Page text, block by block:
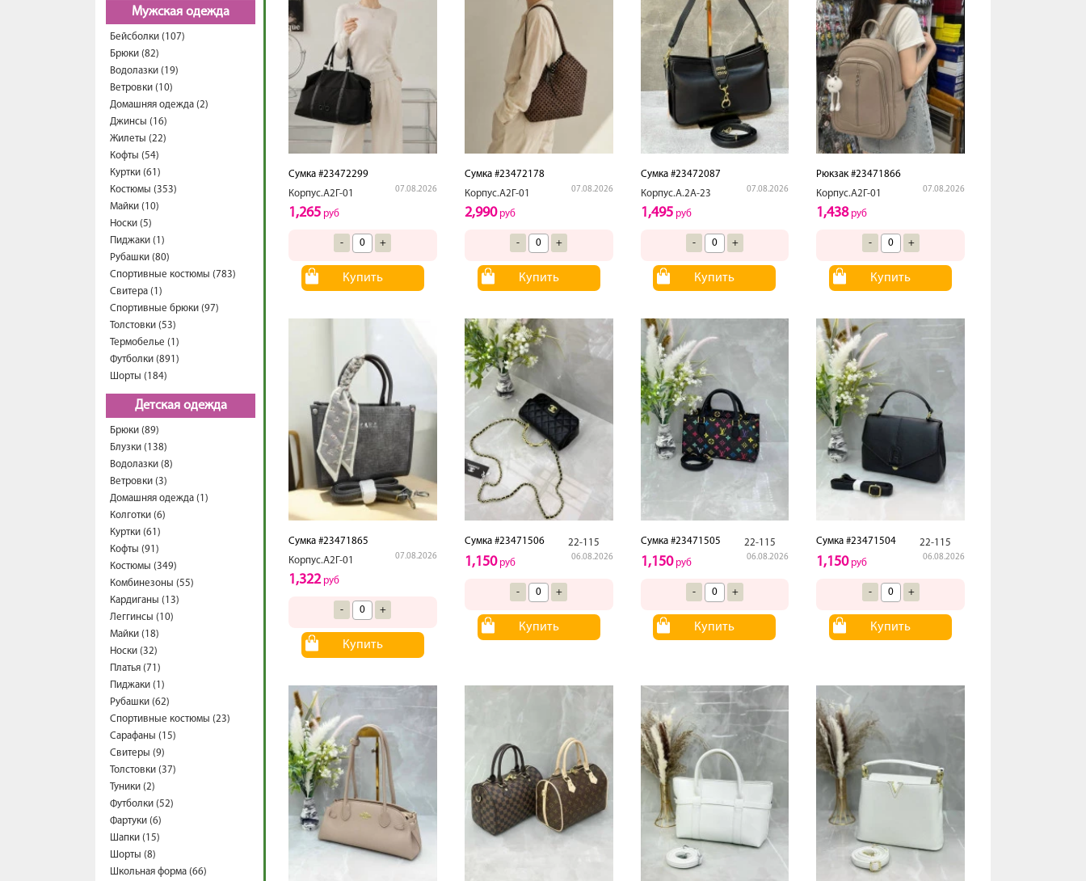
Мужская одежда
Бейсболки (107)
Брюки (82)
Водолазки (19)
Ветровки (10)
Домашняя одежда (2)
Джинсы (16)
Жилеты (22)
Кофты (54)
Куртки (61)
Костюмы (353)
Майки (10)
Носки (5)
Пиджаки (1)
Рубашки (80)
Спортивные костюмы (783)
Свитера (1)
Спортивные брюки (97)
Толстовки (53)
Термобелье (1)
Футболки (891)
Шорты (184)
Детская одежда
Брюки (89)
Блузки (138)
Водолазки (8)
Ветровки (3)
Домашняя одежда (1)
Колготки (6)
Куртки (61)
Кофты (91)
Костюмы (349)
Комбинезоны (55)
Кардиганы (13)
Леггинсы (10)
Майки (18)
Носки (32)
Платья (71)
Пиджаки (1)
Рубашки (62)
Спортивные костюмы (23)
Сарафаны (15)
Свитеры (9)
Толстовки (37)
Туники (2)
Футболки (52)
Фартуки (6)
Шапки (15)
Шорты (8)
Школьная форма (66)
Сумка #23472299
Корпус.А2Г-01
07.08.2026
1,265 руб
- +
Купить
Сумка #23472178
Корпус.А2Г-01
07.08.2026
2,990руб
- +
Купить
Сумка #23472087
Корпус.А.2А-23
07.08.2026
1,495руб
- +
Купить
Рюкзак #23471866
Корпус.А2Г-01
07.08.2026
1,438руб
- +
Купить
Сумка #23471865
Корпус.А2Г-01
07.08.2026
1,322руб
- +
Купить
Сумка #23471506 22-115
06.08.2026
1,150руб
- +
Купить
Сумка #23471505 22-115
06.08.2026
1,150руб
- +
Купить
Сумка #23471504 22-115
06.08.2026
1,150руб
- +
Купить